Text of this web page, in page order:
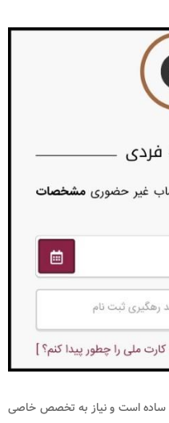
ساده است و نیاز به تخصص خاصی